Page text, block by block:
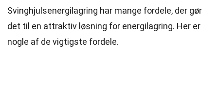
Svinghjulsenergilagring har mange fordele, der gør
det til en attraktiv løsning for energilagring. Her er
nogle af de vigtigste fordele.